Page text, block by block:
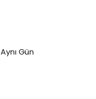
Aynı Gün